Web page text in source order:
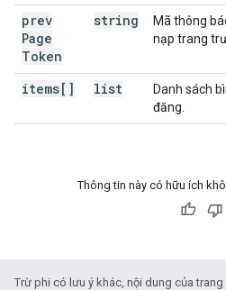
prev
Page
Token
string
Mã thông
nạp trang
items[] list
Danh sách
đăng.
Thông tin này có hữu ích
Trừ phi có lưu ý khác, nội dung của